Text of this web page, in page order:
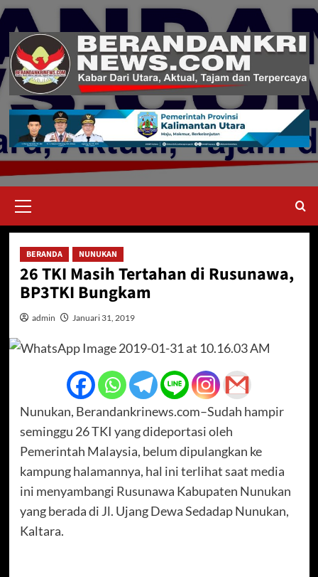
Skip
content
Menu
BERANDA NUNUKAN
26 TKI Masih Tertahan di Rusunawa,
BP3TKI Bungkam
admin Januari 31, 2019
Nunukan, Berandankrinews.com–Sudah hampir
seminggu 26 TKI yang dideportasi oleh
Pemerintah Malaysia, belum dipulangkan ke
kampung halamannya, hal ini terlihat saat media
ini menyambangi Rusunawa Kabupaten Nunukan
yang berada di Jl. Ujang Dewa Sedadap Nunukan,
Kaltara.